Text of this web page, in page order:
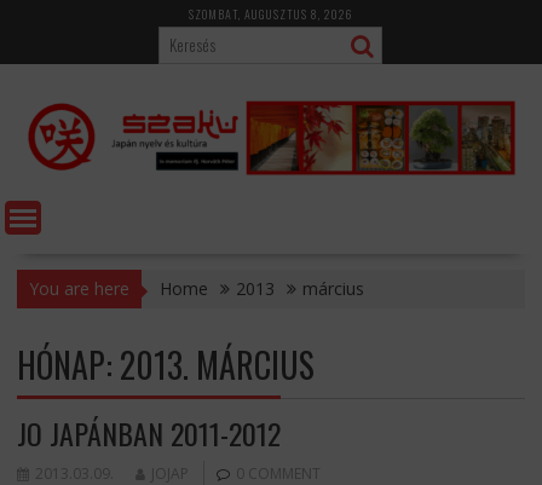
content
SZOMBAT, AUGUSZTUS 8, 2026
You are here Home 2013 március
HÓNAP:2013. MÁRCIUS
JO JAPÁNBAN 2011-2012
2013.03.09. JOJAP 0 COMMENT